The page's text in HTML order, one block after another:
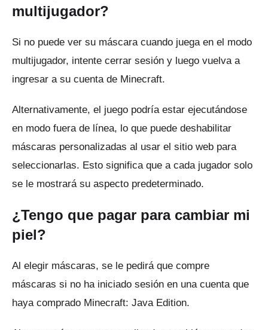
multijugador?
Si no puede ver su máscara cuando juega en el modo
multijugador, intente cerrar sesión y luego vuelva a
ingresar a su cuenta de Minecraft.
Alternativamente, el juego podría estar ejecutándose
en modo fuera de línea, lo que puede deshabilitar
máscaras personalizadas al usar el sitio web para
seleccionarlas. Esto significa que a cada jugador solo
se le mostrará su aspecto predeterminado.
¿Tengo que pagar para cambiar mi
piel?
Al elegir máscaras, se le pedirá que compre
máscaras si no ha iniciado sesión en una cuenta que
haya comprado Minecraft: Java Edition.